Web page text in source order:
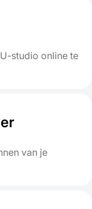
studio online te
van je